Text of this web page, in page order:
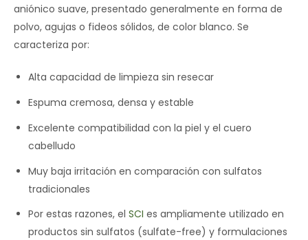
aniónico suave, presentado generalmente en forma de
polvo, agujas o fideos sólidos, de color blanco. Se
caracteriza por:
Alta capacidad de limpieza sin resecar
Espuma cremosa, densa y estable
Excelente compatibilidad con la piel y el cuero
cabelludo
Muy baja irritación en comparación con sulfatos
tradicionales
Por estas razones, el SCI es ampliamente utilizado en
productos sin sulfatos (sulfate-free) y formulaciones